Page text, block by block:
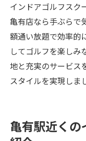
手ぶらで
魅力
初心者で
フ体験
無料レンタ
の利点
インドアゴルフスク
亀有店なら手ぶらで
額通い放題で効率的
してゴルフを楽しみ
地と充実のサービス
スタイルを実現しま
亀有駅近く